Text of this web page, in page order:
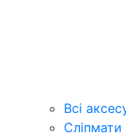
Всі
Сліпмати